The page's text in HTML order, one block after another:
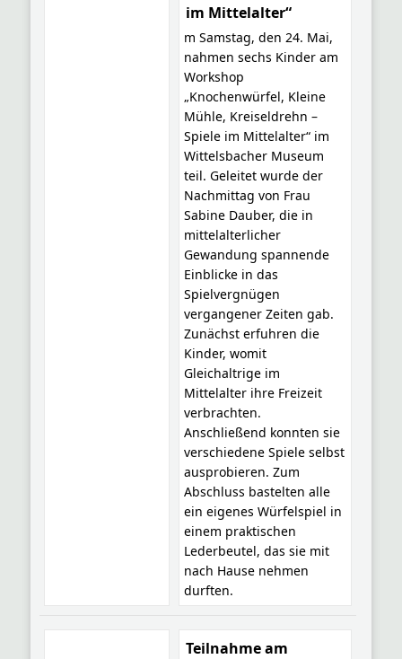
im Mittelalter“
m Samstag, den 24. Mai,
nahmen sechs Kinder am
Workshop
„Knochenwürfel, Kleine
Mühle, Kreiseldrehn –
Spiele im Mittelalter“ im
Wittelsbacher Museum
teil. Geleitet wurde der
Nachmittag von Frau
Sabine Dauber, die in
mittelalterlicher
Gewandung spannende
Einblicke in das
Spielvergnügen
vergangener Zeiten gab.
Zunächst erfuhren die
Kinder, womit
Gleichaltrige im
Mittelalter ihre Freizeit
verbrachten.
Anschließend konnten sie
verschiedene Spiele selbst
ausprobieren. Zum
Abschluss bastelten alle
ein eigenes Würfelspiel in
einem praktischen
Lederbeutel, das sie mit
nach Hause nehmen
durften.
Teilnahme am